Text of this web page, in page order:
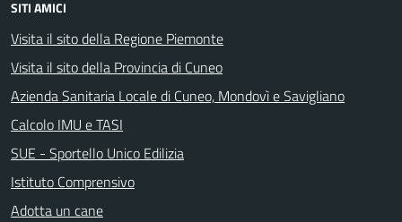
SITI AMICI
Visita il sito della Regione Piemonte
Visita il sito della Provincia di Cuneo
Azienda Sanitaria Locale di Cuneo, Mondovì e Savigliano
Calcolo IMU e TASI
SUE - Sportello Unico Edilizia
Istituto Comprensivo
Adotta un cane